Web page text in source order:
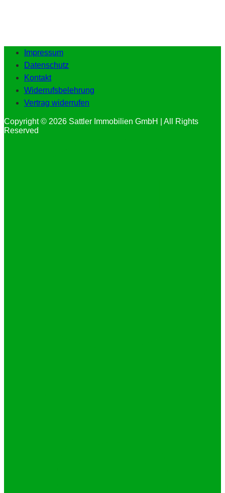
Impressum
Datenschutz
Kontakt
Widerrufsbelehrung
Vertrag widerrufen
Copyright © 2026 Sattler Immobilien GmbH | All Rights
Reserved